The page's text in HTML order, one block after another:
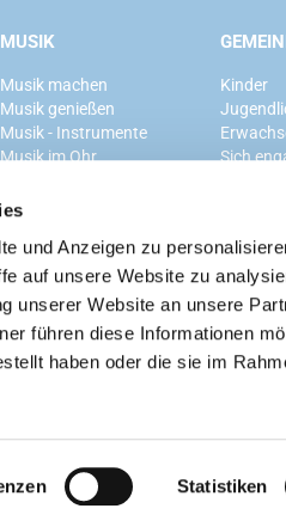
und Anzeigen zu
auf unsere Website zu
unserer Website an unsere
führen diese Informationen
haben oder die sie im
Statistiken
MUSIK
Musik machen
Musik genießen
Musik - Instrumente
Musik im Ohr
Kinder
Sich
Ev. Kirchengemeinde